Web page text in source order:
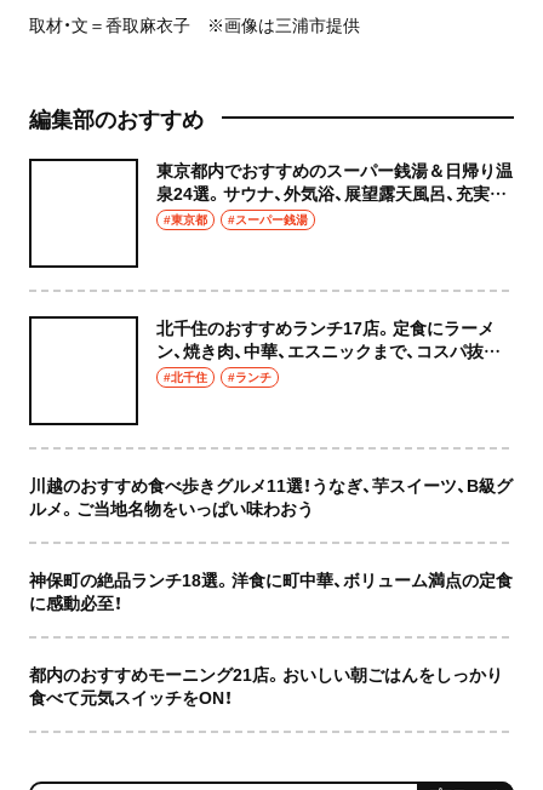
取材・文＝香取麻衣子 ※画像は三浦市提供
編集部のおすすめ
東京都内でおすすめのスーパー銭湯＆日帰り温
泉24選。サウナ、外気浴、展望露天風呂、充実の
癒やし空間へ
#東京都 #スーパー銭湯
北千住のおすすめランチ17店。定食にラーメ
ン、焼き肉、中華、エスニックまで、コスパ抜群
な店もおしゃれな店も網羅してご紹介！
#北千住 #ランチ
川越のおすすめ食べ歩きグルメ11選！うなぎ、芋スイーツ、B級グ
ルメ。ご当地名物をいっぱい味わおう
神保町の絶品ランチ18選。洋食に町中華、ボリューム満点の定食
に感動必至！
都内のおすすめモーニング21店。おいしい朝ごはんをしっかり
食べて元気スイッチをON！